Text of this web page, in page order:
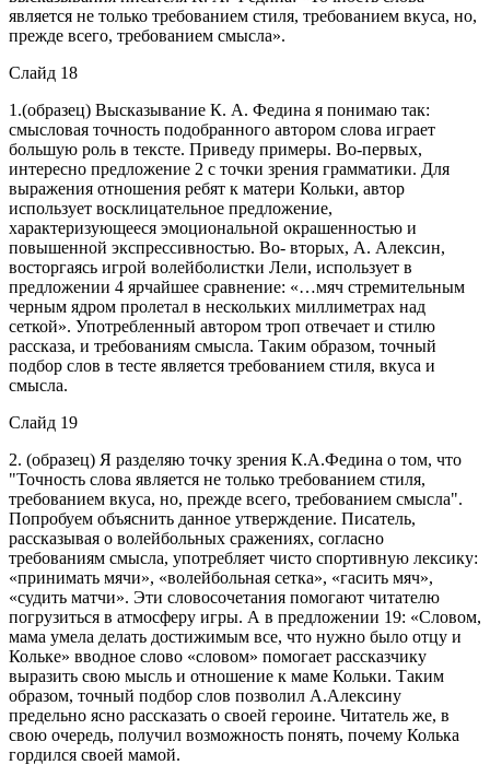
является не только требованием стиля, требованием вкуса, но,
прежде всего, требованием смысла».
Слайд 18
1.(образец) Высказывание К. А. Федина я понимаю так:
смысловая точность подобранного автором слова играет
большую роль в тексте. Приведу примеры. Во-первых,
интересно предложение 2 с точки зрения грамматики. Для
выражения отношения ребят к матери Кольки, автор
использует восклицательное предложение,
характеризующееся эмоциональной окрашенностью и
повышенной экспрессивностью. Во- вторых, А. Алексин,
восторгаясь игрой волейболистки Лели, использует в
предложении 4 ярчайшее сравнение: «…мяч стремительным
черным ядром пролетал в нескольких миллиметрах над
сеткой». Употребленный автором троп отвечает и стилю
рассказа, и требованиям смысла. Таким образом, точный
подбор слов в тесте является требованием стиля, вкуса и
смысла.
Слайд 19
2. (образец) Я разделяю точку зрения К.А.Федина о том, что
"Точность слова является не только требованием стиля,
требованием вкуса, но, прежде всего, требованием смысла".
Попробуем объяснить данное утверждение. Писатель,
рассказывая о волейбольных сражениях, согласно
требованиям смысла, употребляет чисто спортивную лексику:
«принимать мячи», «волейбольная сетка», «гасить мяч»,
«судить матчи». Эти словосочетания помогают читателю
погрузиться в атмосферу игры. А в предложении 19: «Словом,
мама умела делать достижимым все, что нужно было отцу и
Кольке» вводное слово «словом» помогает рассказчику
выразить свою мысль и отношение к маме Кольки. Таким
образом, точный подбор слов позволил А.Алексину
предельно ясно рассказать о своей героине. Читатель же, в
свою очередь, получил возможность понять, почему Колька
гордился своей мамой.